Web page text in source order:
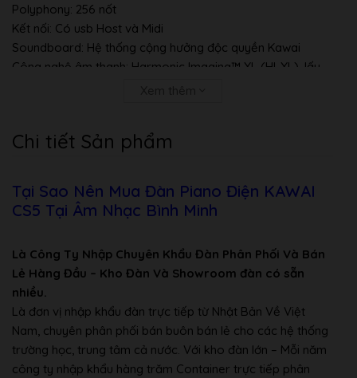
Polyphony: 256 nốt
Kết nối: Có usb Host và Midi
Soundboard: Hệ thống cộng hưởng độc quyền Kawai
Công nghệ âm thanh: Harmonic Imaging™ XL (HI-XL), lấy
Kawai CS5 với thiết kế dáng upright đen bóng sang trọng,
bộ điều khiển thông minh.
Chi tiết Sản phẩm
Tại Sao Nên Mua Đàn Piano Điện KAWAI
CS5 Tại Âm Nhạc Bình Minh
Là Công Ty Nhập Chuyên Khẩu Đàn Phân Phối Và Bán
Lẻ Hàng Đầu – Kho Đàn Và Showroom đàn có sẵn
nhiều.
Là đơn vị nhập khẩu đàn trực tiếp từ Nhật Bản Về Việt
Nam, chuyên phân phối bán buôn bán lẻ cho các hệ thống
trường học, trung tâm cả nước. Với kho đàn lớn – Mỗi năm
công ty nhập khẩu hàng trăm Container trực tiếp phân